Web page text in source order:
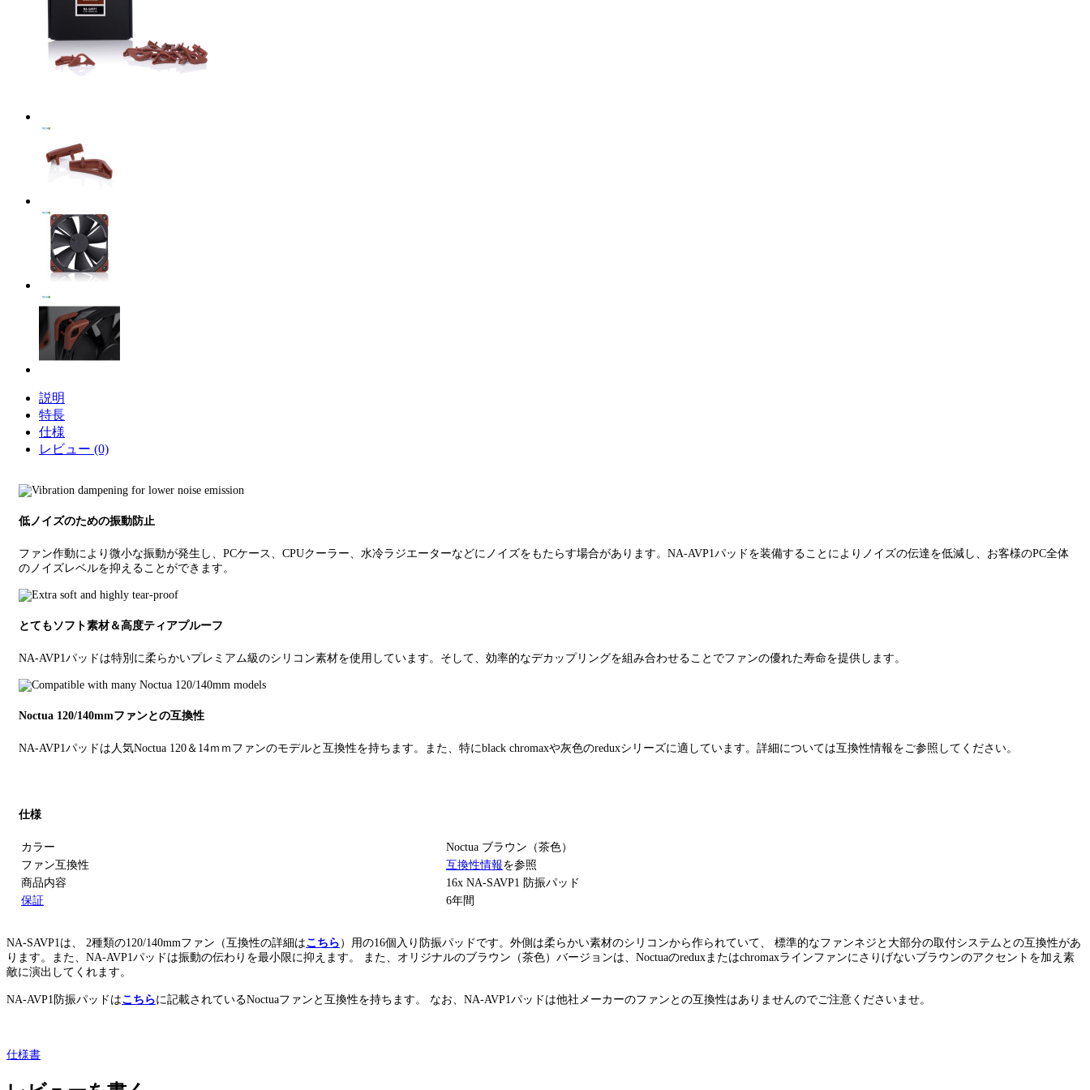
説明
特長
仕様
レビュー (0)
低ノイズのための振動防止
ファン作動により微小な振動が発生し、PCケース、CPUクーラー、水冷ラジエーターなどにノイズをもたらす場合があります。NA-AVP1パッドを装備することによりノイズの伝達を低減し、お客様のPC全体
のノイズレベルを抑えることができます。
とてもソフト素材＆高度ティアプルーフ
NA-AVP1パッドは特別に柔らかいプレミアム級のシリコン素材を使用しています。そして、効率的なデカップリングを組み合わせることでファンの優れた寿命を提供します。
Noctua 120/140mmファンとの互換性
NA-AVP1パッドは人気Noctua 120＆14ｍｍファンのモデルと互換性を持ちます。また、特にblack chromaxや灰色のreduxシリーズに適しています。詳細については互換性情報をご参照してください。
仕様
カラー
Noctua ブラウン（茶色）
ファン互換性
互換性情報を参照
商品内容
16x NA-SAVP1 防振パッド
保証
6年間
NA-SAVP1は、 2種類の120/140mmファン（互換性の詳細はこちら ）用の16個入り防振パッドです。外側は柔らかい素材のシリコンから作られていて、 標準的なファンネジと大部分の取付システムとの互換性があ
ります。また、NA-AVP1パッドは振動の伝わりを最小限に抑えます。 また、オリジナルのブラウン（茶色）バージョンは、Noctuaのreduxまたはchromaxラインファンにさりげないブラウンのアクセントを加え素
敵に演出してくれます。
NA-AVP1防振パッドはこちらに記載されているNoctuaファンと互換性を持ちます。 なお、NA-AVP1パッドは他社メーカーのファンとの互換性はありませんのでご注意くださいませ。
仕様書